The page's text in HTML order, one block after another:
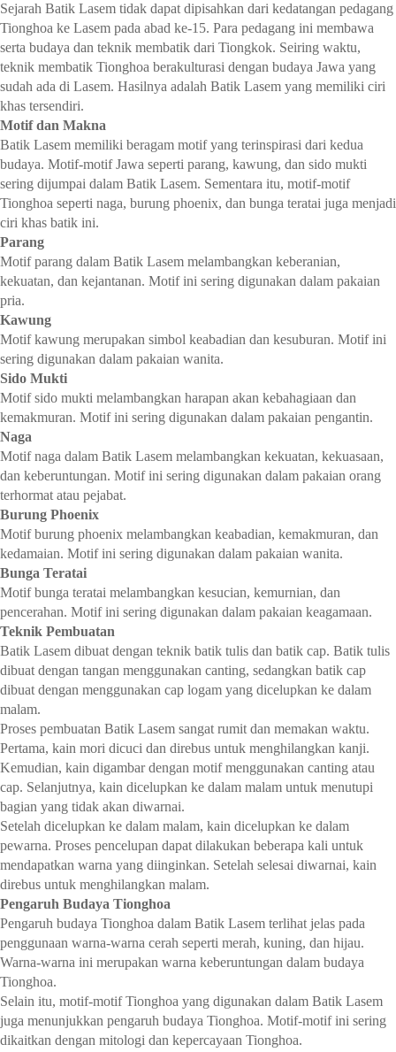
Sejarah Batik Lasem tidak dapat dipisahkan dari kedatangan pedagang
Tionghoa ke Lasem pada abad ke-15. Para pedagang ini membawa
serta budaya dan teknik membatik dari Tiongkok. Seiring waktu,
teknik membatik Tionghoa berakulturasi dengan budaya Jawa yang
sudah ada di Lasem. Hasilnya adalah Batik Lasem yang memiliki ciri
khas tersendiri.
Motif dan Makna
Batik Lasem memiliki beragam motif yang terinspirasi dari kedua
budaya. Motif-motif Jawa seperti parang, kawung, dan sido mukti
sering dijumpai dalam Batik Lasem. Sementara itu, motif-motif
Tionghoa seperti naga, burung phoenix, dan bunga teratai juga menjadi
ciri khas batik ini.
Parang
Motif parang dalam Batik Lasem melambangkan keberanian,
kekuatan, dan kejantanan. Motif ini sering digunakan dalam pakaian
pria.
Kawung
Motif kawung merupakan simbol keabadian dan kesuburan. Motif ini
sering digunakan dalam pakaian wanita.
Sido Mukti
Motif sido mukti melambangkan harapan akan kebahagiaan dan
kemakmuran. Motif ini sering digunakan dalam pakaian pengantin.
Naga
Motif naga dalam Batik Lasem melambangkan kekuatan, kekuasaan,
dan keberuntungan. Motif ini sering digunakan dalam pakaian orang
terhormat atau pejabat.
Burung Phoenix
Motif burung phoenix melambangkan keabadian, kemakmuran, dan
kedamaian. Motif ini sering digunakan dalam pakaian wanita.
Bunga Teratai
Motif bunga teratai melambangkan kesucian, kemurnian, dan
pencerahan. Motif ini sering digunakan dalam pakaian keagamaan.
Teknik Pembuatan
Batik Lasem dibuat dengan teknik batik tulis dan batik cap. Batik tulis
dibuat dengan tangan menggunakan canting, sedangkan batik cap
dibuat dengan menggunakan cap logam yang dicelupkan ke dalam
malam.
Proses pembuatan Batik Lasem sangat rumit dan memakan waktu.
Pertama, kain mori dicuci dan direbus untuk menghilangkan kanji.
Kemudian, kain digambar dengan motif menggunakan canting atau
cap. Selanjutnya, kain dicelupkan ke dalam malam untuk menutupi
bagian yang tidak akan diwarnai.
Setelah dicelupkan ke dalam malam, kain dicelupkan ke dalam
pewarna. Proses pencelupan dapat dilakukan beberapa kali untuk
mendapatkan warna yang diinginkan. Setelah selesai diwarnai, kain
direbus untuk menghilangkan malam.
Pengaruh Budaya Tionghoa
Pengaruh budaya Tionghoa dalam Batik Lasem terlihat jelas pada
penggunaan warna-warna cerah seperti merah, kuning, dan hijau.
Warna-warna ini merupakan warna keberuntungan dalam budaya
Tionghoa.
Selain itu, motif-motif Tionghoa yang digunakan dalam Batik Lasem
juga menunjukkan pengaruh budaya Tionghoa. Motif-motif ini sering
dikaitkan dengan mitologi dan kepercayaan Tionghoa.